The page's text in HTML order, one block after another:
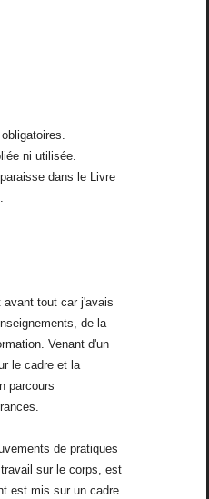
ni utilisée.
dans le Livre
tout car j'avais
de la
Venant d'un
le cadre et la
parcours
de pratiques
sur le corps, est
est mis sur un cadre